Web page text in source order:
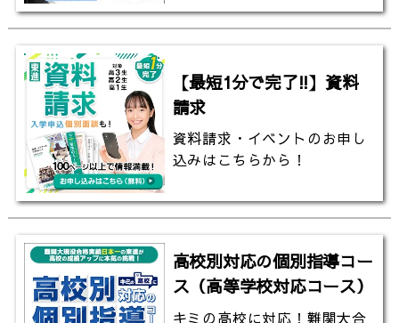
【最短1分で完了!!】資料
請求
資料請求・イベントのお申し
込みはこちらから！
高校別対応の個別指導コー
ス（高等学校対応コース）
キミの高校に対応！難関大合